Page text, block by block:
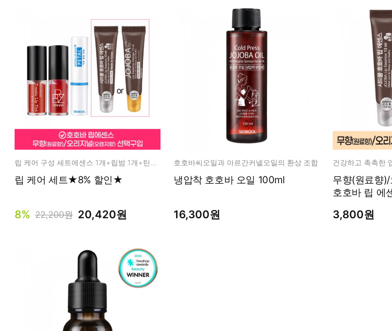
립 케어 구성 세트에센스 1개+립밤 1개+틴트2개
립 케어 세트★8% 할인★
8% 22,200원 20,420원
호호바씨오일과 아르간커넬오일의 환상 조합
냉압착 호호바 오일 100ml
16,300원
건강하고 촉촉한
무향(원료향
호호바 립 에
3,800원